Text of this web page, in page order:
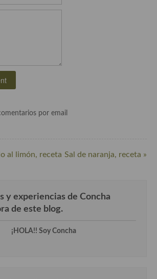
por email
al limón, receta Sal de naranja, receta »
y experiencias de Concha
de este blog.
¡HOLA!! Soy Concha